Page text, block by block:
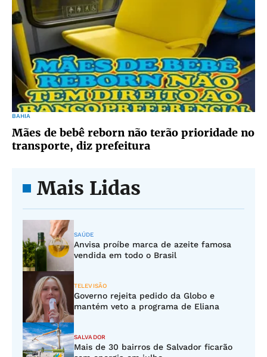
BAHIA
Mães de bebê reborn não terão prioridade no
transporte, diz prefeitura
Mais Lidas
SAÚDE
Anvisa proíbe marca de azeite famosa
vendida em todo o Brasil
TELEVISÃO
Governo rejeita pedido da Globo e
mantém veto a programa de Eliana
SALVADOR
Mais de 30 bairros de Salvador ficarão